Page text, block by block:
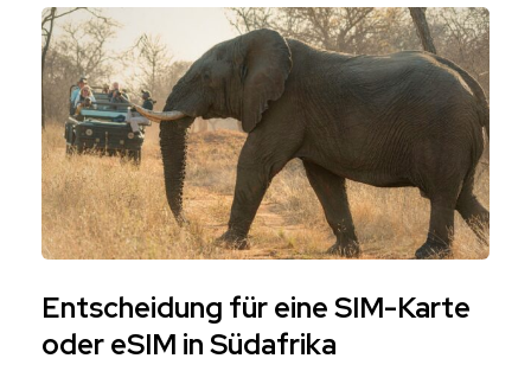
Entscheidung für eine SIM-Karte
oder eSIM in Südafrika